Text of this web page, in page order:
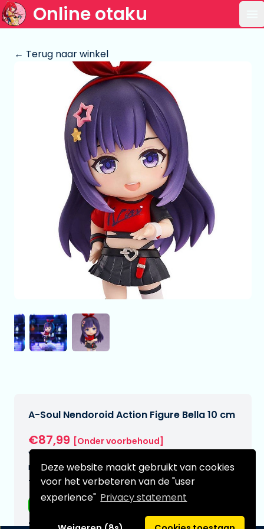
Deze website maakt gebruikt van cookies
voor het verbeteren van de "user
experience" Privacy statement
Online otaku
← Terug naar winkel
A-Soul Nendoroid Action Figure Bella 10 cm
€87,99 [Onder voorbehoud]
Verwachtte leverdatum:
n.v.t.
Type:
Anime figuren
Serie: